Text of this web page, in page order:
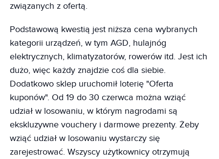
związanych z ofertą.
Podstawową kwestią jest niższa cena wybranych
kategorii urządzeń, w tym AGD, hulajnóg
elektrycznych, klimatyzatorów, rowerów itd. Jest ich
dużo, więc każdy znajdzie coś dla siebie.
Dodatkowo sklep uruchomił loterię "Oferta
kuponów". Od 19 do 30 czerwca można wziąć
udział w losowaniu, w którym nagrodami są
ekskluzywne vouchery i darmowe prezenty. Żeby
wziąć udział w losowaniu wystarczy się
zarejestrować. Wszyscy użytkownicy otrzymują